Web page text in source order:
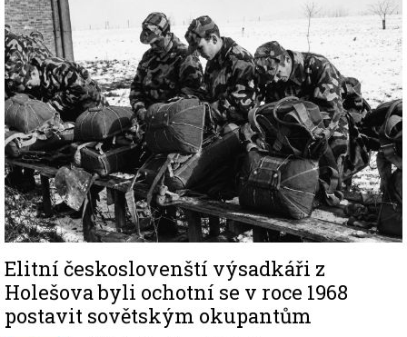
Elitní českoslovenští výsadkáři z
Holešova byli ochotní se v roce 1968
postavit sovětským okupantům